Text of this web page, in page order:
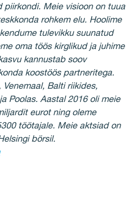
piirkondi. Meie visioon on tuua
rohkem elu. Hoolime
tulevikku suunatud
oma töös kirglikud ja juhime
kannustab soov
koostöös partneritega.
Venemaal, Balti riikides,
Poolas. Aastal 2016 oli meie
eurot ning oleme
töötajale. Meie aktsiad on
börsil.